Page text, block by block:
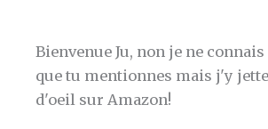
Bienvenue Ju, non je ne
que tu mentionnes mais j'y
d'oeil sur Amazon!